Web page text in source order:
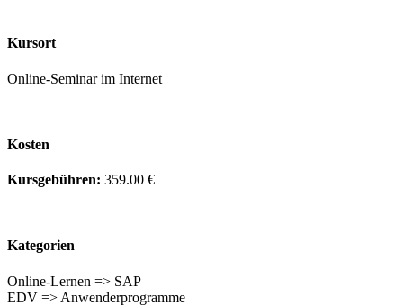
Kursort
Online-Seminar im Internet
Kosten
Kursgebühren: 359.00 €
Kategorien
Online-Lernen => SAP
EDV => Anwenderprogramme